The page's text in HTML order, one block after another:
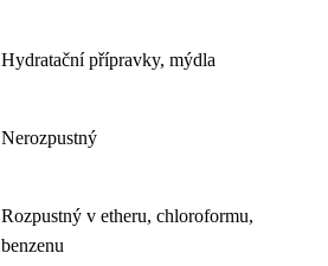
Hydratační přípravky, mýdla
Nerozpustný
Rozpustný v etheru, chloroformu,
benzenu